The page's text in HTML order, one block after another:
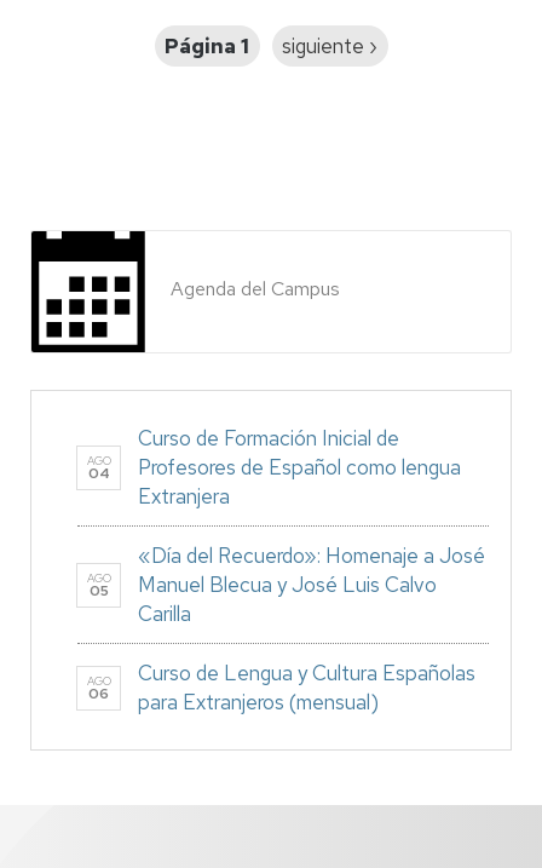
Página 1
Siguiente
siguiente ›
Agenda del Campus
AGO
04
Curso de Formación Inicial de
Profesores de Español como lengua
Extranjera
AGO
05
«Día del Recuerdo»: Homenaje a José
Manuel Blecua y José Luis Calvo
Carilla
AGO
06
Curso de Lengua y Cultura Españolas
para Extranjeros (mensual)